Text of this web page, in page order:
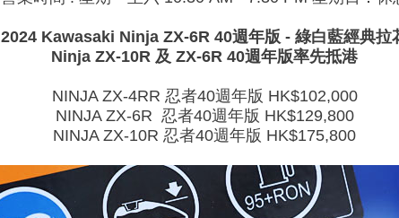
2024 Kawasaki Ninja ZX-6R 40週年版 - 綠白藍經典拉
Ninja ZX-10R 及 ZX-6R 40週年版率先抵港
NINJA ZX-4RR 忍者40週年版 HK$102,000
NINJA ZX-6R 忍者40週年版 HK$129,800
NINJA ZX-10R 忍者40週年版 HK$175,800